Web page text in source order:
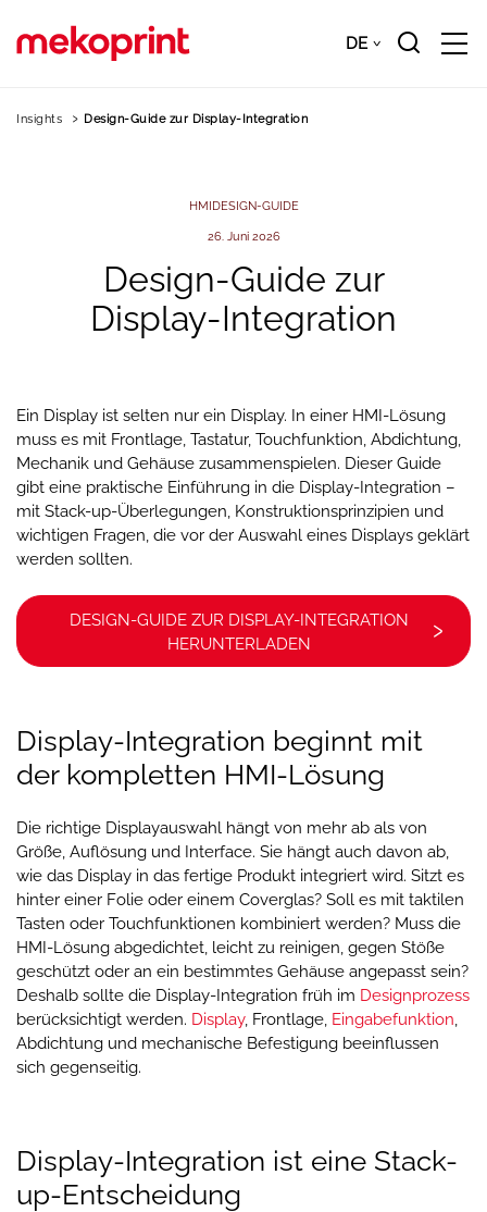
Hauptinhalt
springen
Downloads DE
DE
Insights Design-Guide zur Display-Integration
HMIDESIGN-GUIDE
26. Juni 2026
Design-Guide zur
Display-Integration
Ein Display ist selten nur ein Display. In einer HMI-Lösung
muss es mit Frontlage, Tastatur, Touchfunktion, Abdichtung,
Mechanik und Gehäuse zusammenspielen. Dieser Guide
gibt eine praktische Einführung in die Display-Integration –
mit Stack-up-Überlegungen, Konstruktionsprinzipien und
wichtigen Fragen, die vor der Auswahl eines Displays geklärt
werden sollten.
DESIGN-GUIDE ZUR DISPLAY-INTEGRATION
HERUNTERLADEN
Display-Integration beginnt mit
der kompletten HMI-Lösung
Die richtige Displayauswahl hängt von mehr ab als von
Größe, Auflösung und Interface. Sie hängt auch davon ab,
wie das Display in das fertige Produkt integriert wird. Sitzt es
hinter einer Folie oder einem Coverglas? Soll es mit taktilen
Tasten oder Touchfunktionen kombiniert werden? Muss die
HMI-Lösung abgedichtet, leicht zu reinigen, gegen Stöße
geschützt oder an ein bestimmtes Gehäuse angepasst sein?
Deshalb sollte die Display-Integration früh im Designprozess
berücksichtigt werden. Display, Frontlage, Eingabefunktion,
Abdichtung und mechanische Befestigung beeinflussen
sich gegenseitig.
Display-Integration ist eine Stack-
up-Entscheidung